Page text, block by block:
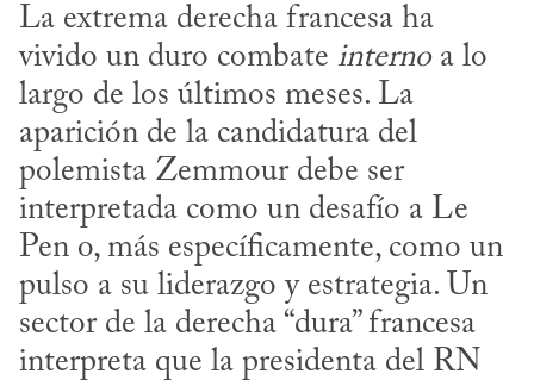
La extrema derecha francesa ha
vivido un duro combate interno a lo
largo de los últimos meses. La
aparición de la candidatura del
polemista Zemmour debe ser
interpretada como un desafío a Le
Pen o, más específicamente, como un
pulso a su liderazgo y estrategia. Un
sector de la derecha “dura” francesa
interpreta que la presidenta del RN